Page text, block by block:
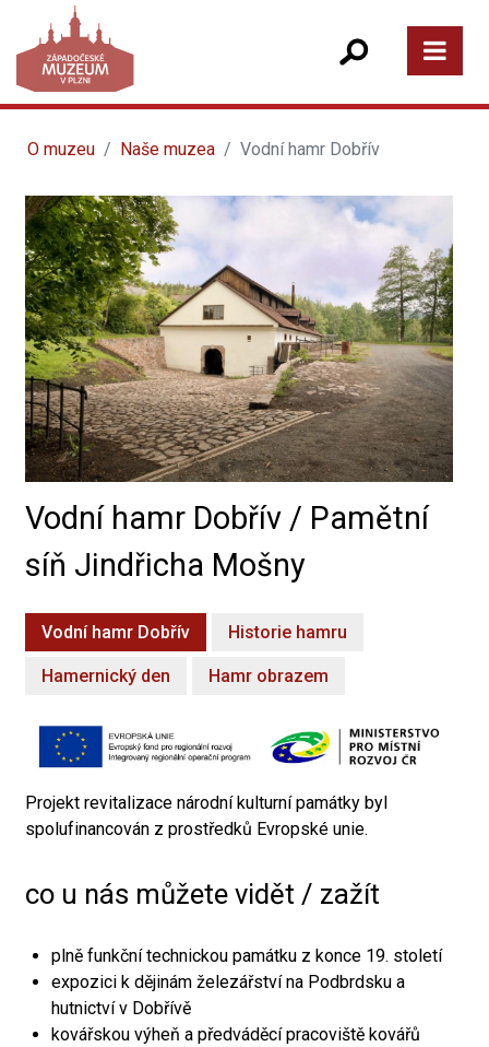
O muzeu Naše muzea Vodní hamr Dobřív
Vodní hamr Dobřív / Pamětní
síň Jindřicha Mošny
Vodní hamr Dobřív Historie hamru
Hamernický den Hamr obrazem
Projekt revitalizace národní kulturní památky byl
spolufinancován z prostředků Evropské unie.
co u nás můžete vidět / zažít
plně funkční technickou památku z konce 19. století
expozici k dějinám železářství na Podbrdsku a
hutnictví v Dobřívě
kovářskou výheň a předváděcí pracoviště kovářů